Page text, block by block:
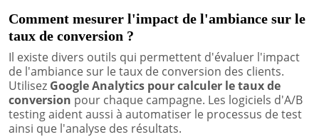
Comment mesurer l'impact de l'ambiance sur le
taux de conversion ?
Il existe divers outils qui permettent d'évaluer l'impact
de l'ambiance sur le taux de conversion des clients.
Utilisez Google Analytics pour calculer le taux de
conversion pour chaque campagne. Les logiciels d'A/B
testing aident aussi à automatiser le processus de test
ainsi que l'analyse des résultats.